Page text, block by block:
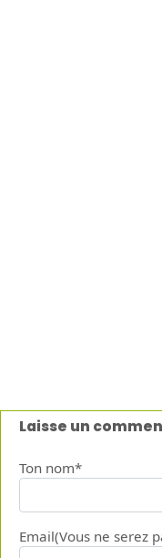
Laisse un
Ton nom*
Email(Vous ne serez